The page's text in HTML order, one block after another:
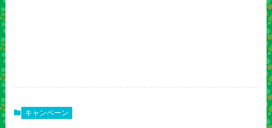
キャンペーン